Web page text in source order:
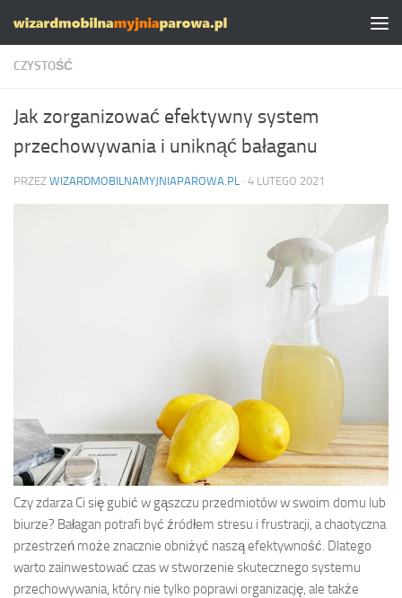
Skip to content
CZYSTOŚĆ
Jak zorganizować efektywny system
przechowywania i uniknąć bałaganu
PRZEZ WIZARDMOBILNAMYJNIAPAROWA.PL · 4 LUTEGO 2021
Czy zdarza Ci się gubić w gąszczu przedmiotów w swoim domu lub
biurze? Bałagan potrafi być źródłem stresu i frustracji, a chaotyczna
przestrzeń może znacznie obniżyć naszą efektywność. Dlatego
warto zainwestować czas w stworzenie skutecznego systemu
przechowywania, który nie tylko poprawi organizację, ale także